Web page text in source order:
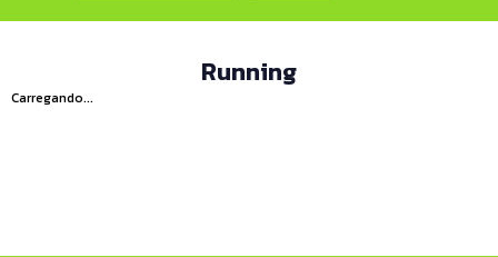
Running
Carregando...